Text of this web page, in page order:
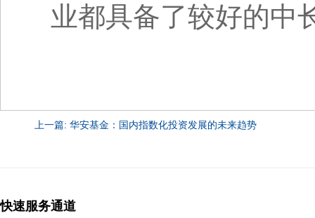
业都具备了较好的中
上一篇: 华安基金：国内指数化投资发展的未来趋势
快速服务通道